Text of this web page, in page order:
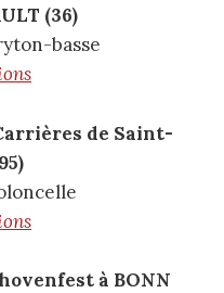
(36)
basse
de Saint-
à BONN